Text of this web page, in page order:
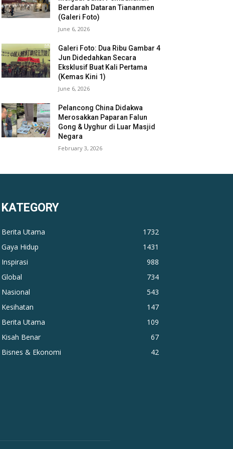
Berdarah Dataran Tiananmen
(Galeri Foto)
June 6, 2026
Galeri Foto: Dua Ribu Gambar 4
Jun Didedahkan Secara
Eksklusif Buat Kali Pertama
(Kemas Kini 1)
June 6, 2026
Pelancong China Didakwa
Merosakkan Paparan Falun
Gong & Uyghur di Luar Masjid
Negara
February 3, 2026
KATEGORY
Berita Utama
1732
Gaya Hidup
1431
Inspirasi
988
Global
734
Nasional
543
Kesihatan
147
Berita Utama
109
Kisah Benar
67
Bisnes & Ekonomi
42